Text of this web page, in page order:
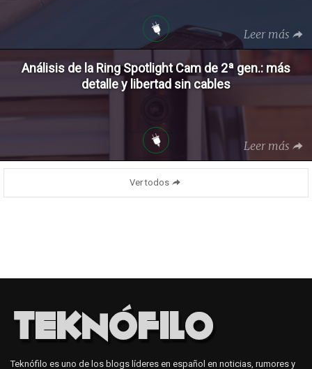
Leer más
Análisis de la Ring Spotlight Cam de 2ª gen.: más
detalle y libertad sin cables
Leer más
Ver todos
Teknófilo es uno de los blogs líderes en español en noticias, rumores y